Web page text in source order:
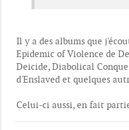
Il y a des albums que
Epidemic of Violence de
Deicide, Diabolical
d'Enslaved et quelques
Celui-ci aussi, en fait